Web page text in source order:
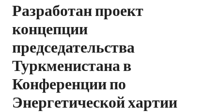
Разработан проект
концепции
председательства
Туркменистана в
Конференции по
Энергетической хартии